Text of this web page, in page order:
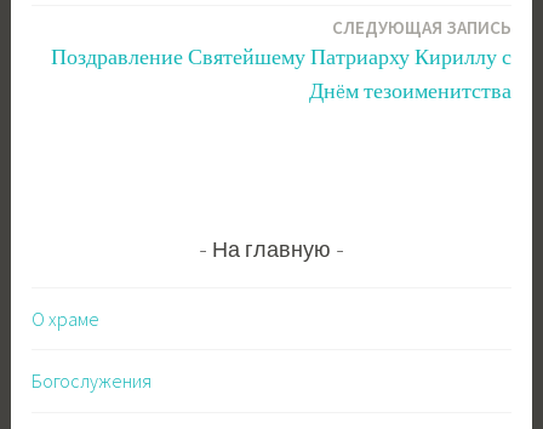
СЛЕДУЮЩАЯ ЗАПИСЬ
Поздравление Святейшему Патриарху Кириллу с
Днëм тезоименитства
На главную
О храме
Богослужения